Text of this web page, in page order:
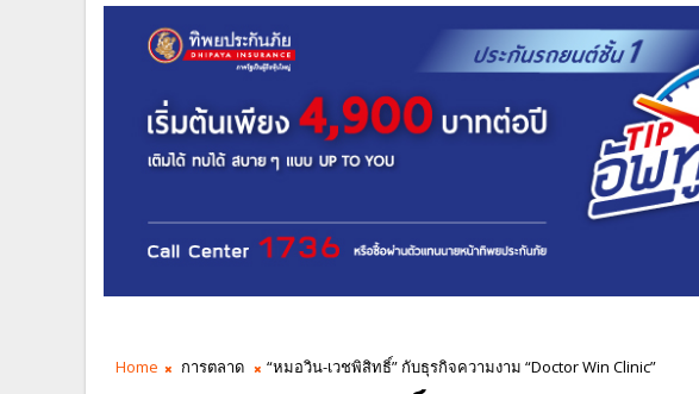
Home การตลาด “หมอวิน-เวชพิสิทธิ์” กับธุรกิจความงาม “Doctor Win Clinic”